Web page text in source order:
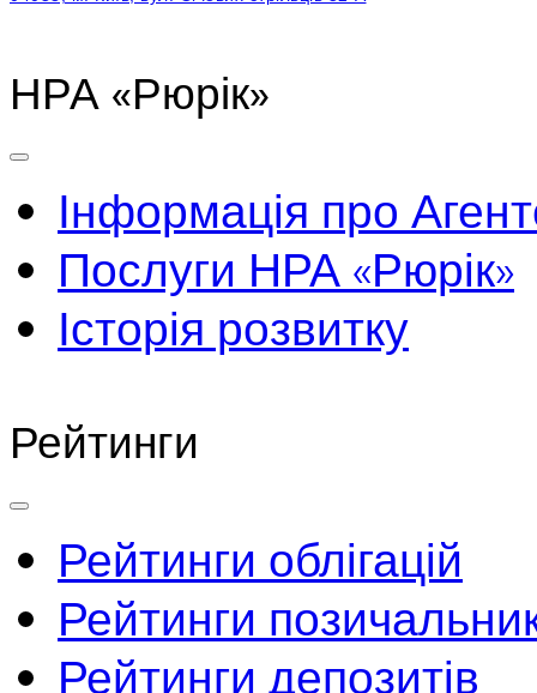
НРА «Рюрік»
Інформація про
Послуги НРА «Рюрік»
Історія розвитку
Рейтинги
Рейтинги облігацій
Рейтинги
Рейтинги депозитів